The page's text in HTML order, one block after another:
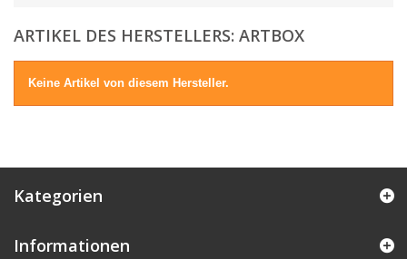
ARTIKEL DES HERSTELLERS: ARTBOX
Keine Artikel von diesem Hersteller.
Kategorien
Informationen